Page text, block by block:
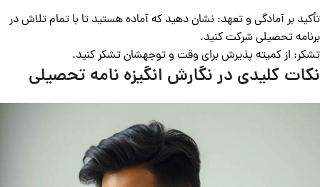
تأکید بر آمادگی و تعهد: نشان دهید که آماده هستید تا با تمام تلاش در
برنامه تحصیلی شرکت کنید.
تشکر: از کمیته پذیرش برای وقت و توجهشان تشکر کنید.
نکات کلیدی در نگارش انگیزه نامه تحصیلی